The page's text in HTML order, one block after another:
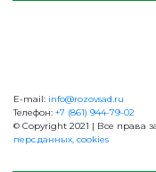
+7 (861) 944-
E-mail: info@rozovsad.ru
Телефон: +7 (861) 944-79-02
© Copyright 2021 | Все права
перс.данных, cookies